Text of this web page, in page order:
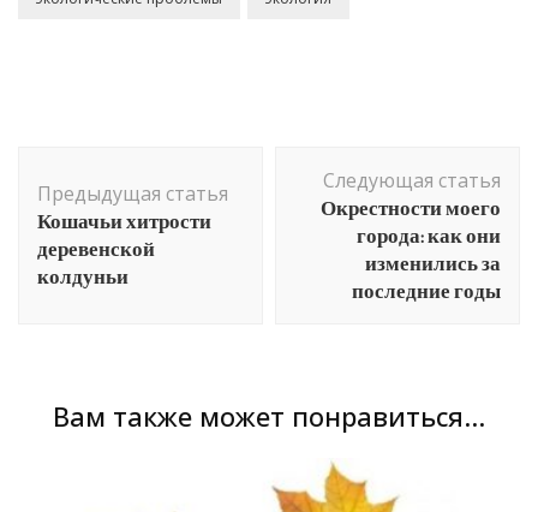
по
записям
Предыдущая статья
Кошачьи хитрости
деревенской
колдуньи
Следующая статья
Окрестности моего
города: как они
изменились за
последние годы
Вам также может понравиться...